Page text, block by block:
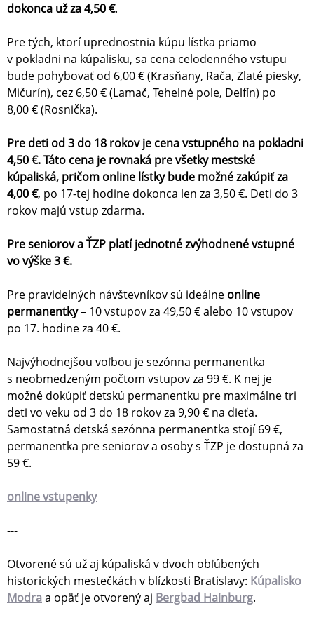
dokonca už za 4,50 €.
Pre tých, ktorí uprednostnia kúpu lístka priamo
v pokladni na kúpalisku, sa cena celodenného vstupu
bude pohybovať od 6,00 € (Krasňany, Rača, Zlaté piesky,
Mičurín), cez 6,50 € (Lamač, Tehelné pole, Delfín) po
8,00 € (Rosnička).
Pre deti od 3 do 18 rokov je cena vstupného na pokladni
4,50 €. Táto cena je rovnaká pre všetky mestské
kúpaliská, pričom online lístky bude možné zakúpiť za
4,00 €, po 17-tej hodine dokonca len za 3,50 €. Deti do 3
rokov majú vstup zdarma.
Pre seniorov a ŤZP platí jednotné zvýhodnené vstupné
vo výške 3 €.
Pre pravidelných návštevníkov sú ideálne online
permanentky– 10 vstupov za 49,50 € alebo 10 vstupov
po 17. hodine za 40 €.
Najvýhodnejšou voľbou je sezónna permanentka
s neobmedzeným počtom vstupov za 99 €. K nej je
možné dokúpiť detskú permanentku pre maximálne tri
deti vo veku od 3 do 18 rokov za 9,90 € na dieťa.
Samostatná detská sezónna permanentka stojí 69 €,
permanentka pre seniorov a osoby s ŤZP je dostupná za
59 €.
online vstupenky
---
Otvorené sú už aj kúpaliská v dvoch obľúbených
historických mestečkách v blízkosti Bratislavy: Kúpalisko
Modraa opäť je otvorený aj Bergbad Hainburg.